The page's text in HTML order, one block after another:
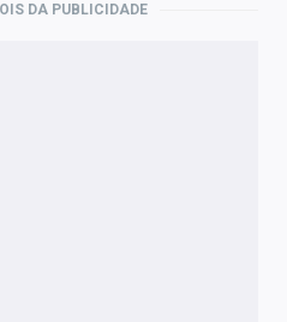
DA PUBLICIDADE